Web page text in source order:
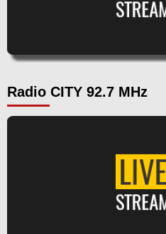
Radio CITY 92.7 MHz